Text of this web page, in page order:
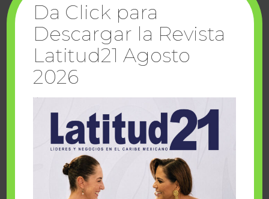
Cuando la solidaridad inspira; cumplen
sueños Fairmont Mayakoba y Make-A-Wish
Da Click para
Descargar la Revista
Latitud21 Agosto
2026